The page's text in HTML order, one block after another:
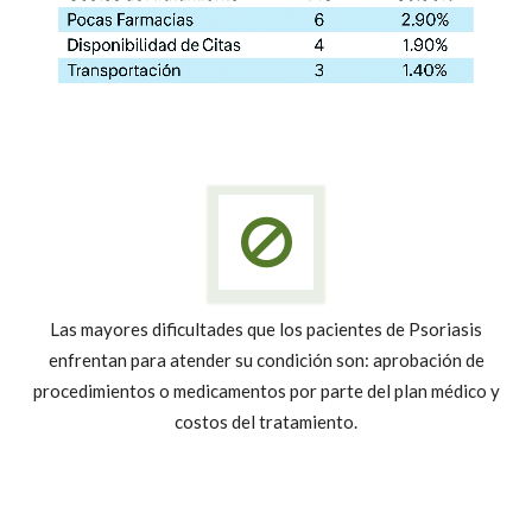
Las mayores dificultades que los pacientes de Psoriasis
enfrentan para atender su condición son: aprobación de
procedimientos o medicamentos por parte del plan médico y
costos del tratamiento.